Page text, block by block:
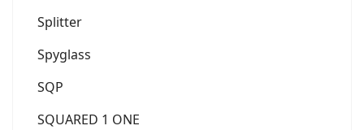
Splitter
Spyglass
SQP
SQUARED 1 ONE